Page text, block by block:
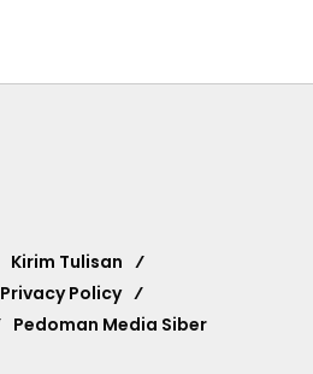
Kirim Tulisan
Privacy Policy
Pedoman Media Siber